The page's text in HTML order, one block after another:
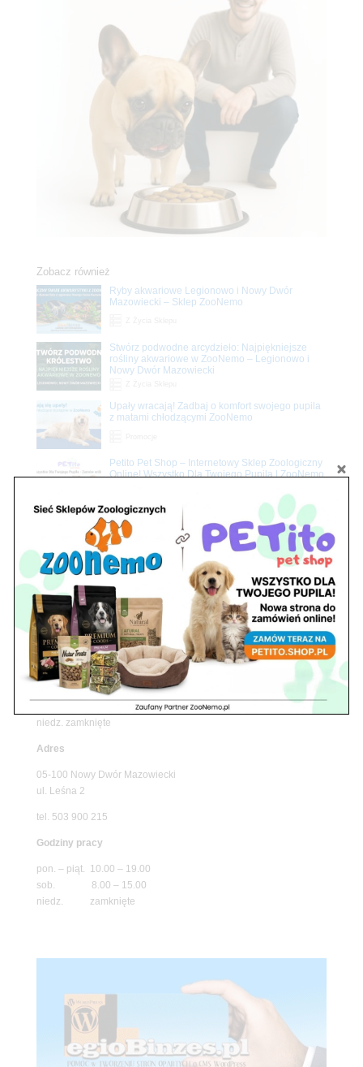
Zobacz również
Ryby akwariowe Legionowo i Nowy Dwór
Mazowiecki – Sklep ZooNemo
Stwórz podwodne arcydzieło: Najpiękniejsze
rośliny akwariowe w ZooNemo – Legionowo i
Nowy Dwór Mazowiecki
Upały wracają! Zadbaj o komfort swojego pupila
z matami chłodzącymi ZooNemo
Petito Pet Shop – Internetowy Sklep Zoologiczny
Online! Wszystko Dla Twojego Pupila | ZooNemo
Znajdź nas
Adres
05-120 Legionowo
ul. Piłsudskiego 31,
pawilon 134
tel./fax. 22 784 71 96
Godziny pracy
pon. – piąt. 10.00 – 19.00
niedz. zamknięte
Adres
05-100 Nowy Dwór Mazowiecki
ul. Leśna 2
tel. 503 900 215
Godziny pracy
pon. – piąt. 10.00 – 19.00
sob. 8.00 – 15.00
niedz. zamknięte